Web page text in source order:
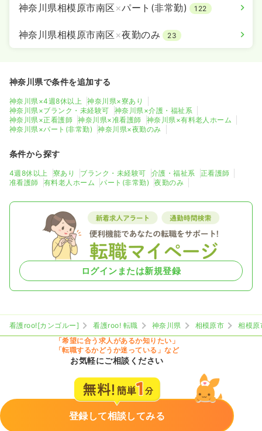
神奈川県相模原市南区 ×パート(非常勤) 122
神奈川県相模原市南区 ×夜勤のみ 23
神奈川県で条件を追加する
神奈川県×4週8休以上
神奈川県×寮あり
神奈川県×ブランク・未経験可
神奈川県×介護・福祉系
神奈川県×正看護師
神奈川県×准看護師
神奈川県×有料老人ホーム
神奈川県×パート(非常勤)
神奈川県×夜勤のみ
条件から探す
4週8休以上 寮あり ブランク・未経験可 介護・福祉系
正看護師
准看護師
有料老人ホーム パート(非常勤) 夜勤のみ
ログインまたは新規登録
看護roo![カンゴルー] 看護roo! 転職 神奈川県 相模原市
相模原
「希望に合う求人があるか知りたい」
「転職するかどうか迷っている」など
お気軽にご相談ください
登録して相談してみる